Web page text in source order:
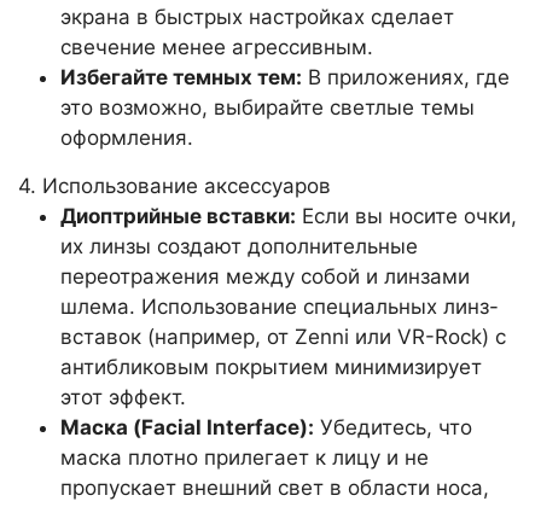
экрана в быстрых настройках сделает
свечение менее агрессивным.
Избегайте темных тем: В приложениях, где
это возможно, выбирайте светлые темы
оформления.
4. Использование аксессуаров
Диоптрийные вставки: Если вы носите очки,
их линзы создают дополнительные
переотражения между собой и линзами
шлема. Использование специальных линз-
вставок (например, от Zenni или VR-Rock) с
антибликовым покрытием минимизирует
этот эффект.
Маска (Facial Interface): Убедитесь, что
маска плотно прилегает к лицу и не
пропускает внешний свет в области носа,